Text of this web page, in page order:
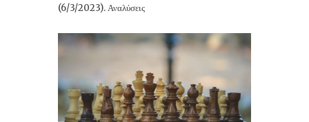
(6/3/2023). Αναλύσεις